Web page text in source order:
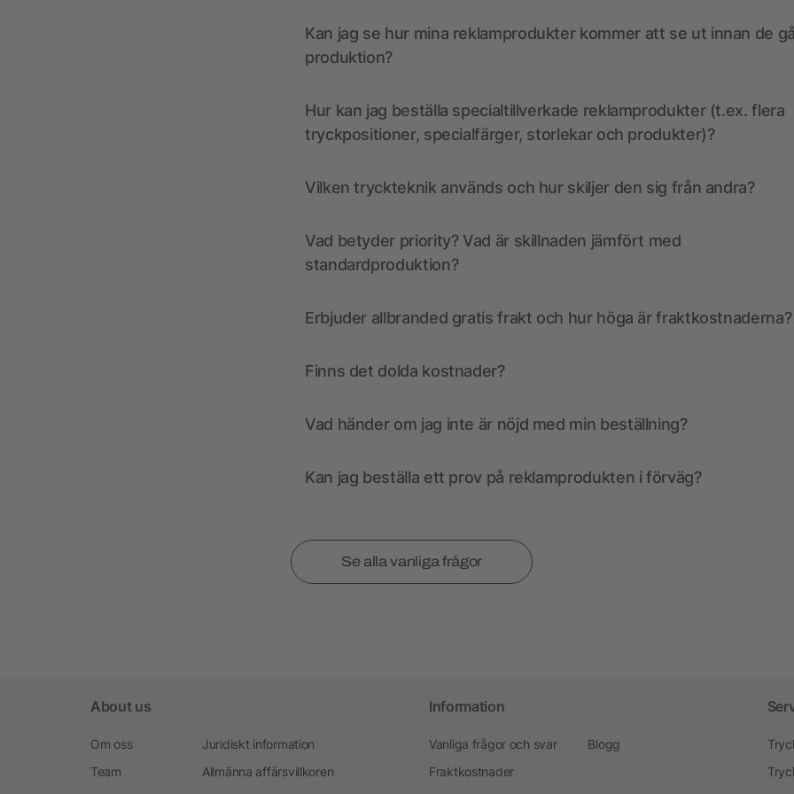
Kan jag se hur mina reklamprodukter kommer att se ut innan de
produktion?
Hur kan jag beställa specialtillverkade reklamprodukter (t.ex. flera
tryckpositioner, specialfärger, storlekar och produkter)?
Vilken tryckteknik används och hur skiljer den sig från andra?
Vad betyder priority? Vad är skillnaden jämfört med
standardproduktion?
Erbjuder allbranded gratis frakt och hur höga är fraktkostnaderna?
Finns det dolda kostnader?
Vad händer om jag inte är nöjd med min beställning?
Kan jag beställa ett prov på reklamprodukten i förväg?
Se alla vanliga frågor
About us
Om oss
Team
Juridiskt information
Allmänna affärsvillkoren
Information
Vanliga frågor och svar
Fraktkostnader
Blogg